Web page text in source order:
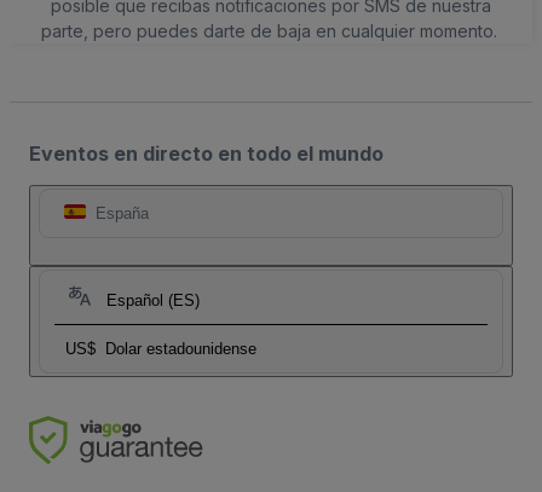
posible que recibas notificaciones por SMS de nuestra
parte, pero puedes darte de baja en cualquier momento.
Eventos en directo en todo el mundo
España
Español (ES)
US$ Dolar estadounidense